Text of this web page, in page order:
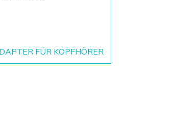
FÜR KOPFHÖRER